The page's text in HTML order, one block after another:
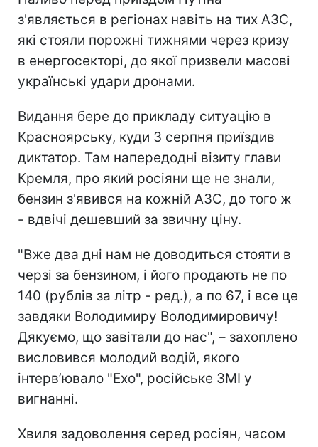
з'являється в регіонах навіть на тих АЗС,
які стояли порожні тижнями через кризу
в енергосекторі, до якої призвели масові
українські удари дронами.
Видання бере до прикладу ситуацію в
Красноярську, куди 3 серпня приїздив
диктатор. Там напередодні візиту глави
Кремля, про який росіяни ще не знали,
бензин з'явився на кожній АЗС, до того ж
- вдвічі дешевший за звичну ціну.
"Вже два дні нам не доводиться стояти в
черзі за бензином, і його продають не по
140 (рублів за літр - ред.), а по 67, і все це
завдяки Володимиру Володимировичу!
Дякуємо, що завітали до нас", – захоплено
висловився молодий водій, якого
інтерв’ювало "Ехо", російське ЗМІ у
вигнанні.
Хвиля задоволення серед росіян, часом